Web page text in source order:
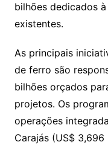
bilhões dedicados
existentes.
As principais
de ferro são
bilhões orçados
projetos. Os
operações
Carajás (US$